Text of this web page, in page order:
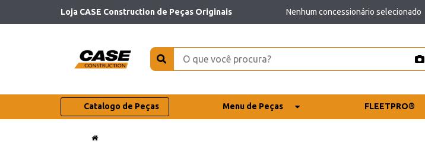
Loja CASE Construction de Peças Originais Nenhum concessionário selecionado
Catalogo de Peças Menu de Peças FLEETPRO®